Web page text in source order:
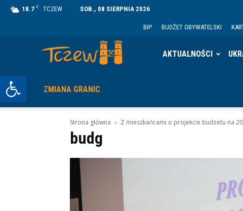
Otwórz pasek narzędzi
18.7 C TCZEW SOB., 08 SIERPNIA 2026
BIP BUDŻET OBYWATELSKI
AKTUALNOŚCI
ZMIANA GRANIC
Strona główna Z mieszkańcami o projekcie budżetu na
budg